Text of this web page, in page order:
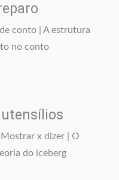
conto | A estrutura
no conto
x dizer | O
do iceberg